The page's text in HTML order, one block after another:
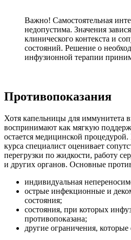
Важно! Самостоятельная
недопустима. Значения
клинического контекста и
состояний. Решение о
инфузионной терапии
Противопоказания
Хотя капельницы для иммунитета
воспринимают как мягкую
остается медицинской
курса специалист оценивает
перегрузки по жидкости, работу
и других органов. Основные
индивидуальная
острые инфекционные и
состояния;
состояния, при которых
противопоказана;
другие ограничения,